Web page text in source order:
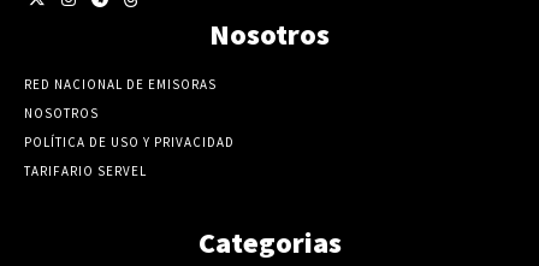
Nosotros
RED NACIONAL DE EMISORAS
NOSOTROS
POLÍTICA DE USO Y PRIVACIDAD
TARIFARIO SERVEL
Categorias